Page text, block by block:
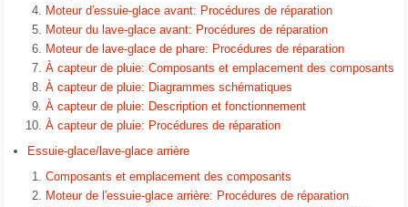
Moteur d′essuie-glace avant: Procédures de réparation
Moteur du lave-glace avant: Procédures de réparation
Moteur de lave-glace de phare: Procédures de réparation
À capteur de pluie: Composants et emplacement des composants
À capteur de pluie: Diagrammes schématiques
À capteur de pluie: Description et fonctionnement
À capteur de pluie: Procédures de réparation
Essuie-glace/lave-glace arrière
Composants et emplacement des composants
Moteur de l′essuie-glace arrière: Procédures de réparation